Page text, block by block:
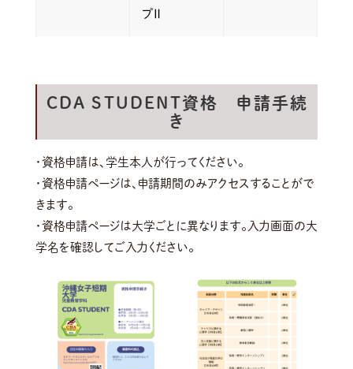
プⅡ
CDA STUDENT資格 申請手続
き
・資格申請は、学生本人が行ってください。
・資格申請ページは、申請期間のみアクセスすることがで
きます。
・資格申請ページは大学ごとに異なります。入力画面の大
学名を確認してご入力ください。